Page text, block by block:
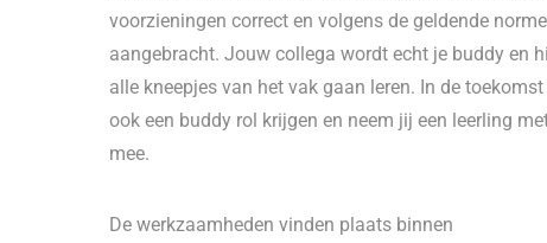
voorzieningen correct en volgens de geldende
aangebracht. Jouw collega wordt echt je buddy en
alle kneepjes van het vak gaan leren. In de
ook een buddy rol krijgen en neem jij een leerling
mee.
De werkzaamheden vinden plaats binnen